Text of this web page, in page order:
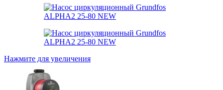
Нажмите для увеличения